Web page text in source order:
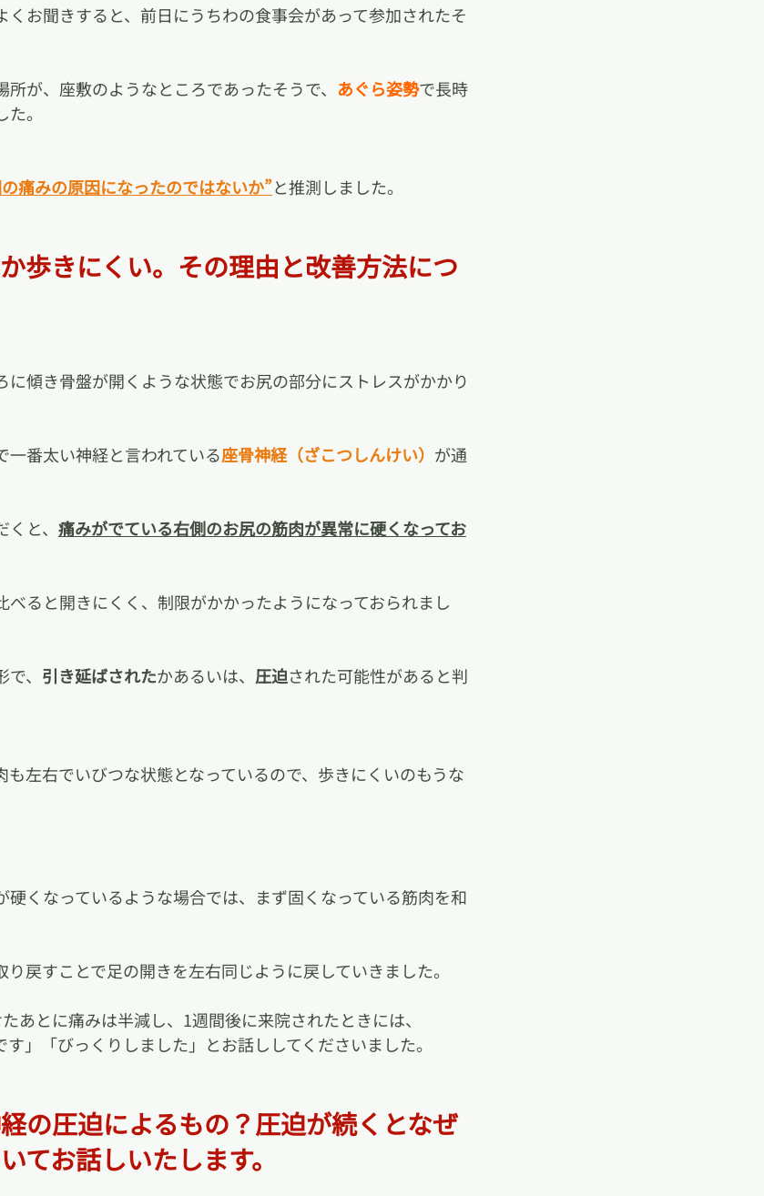
くお聞きすると、前日にうちわの食事会があって参加されたそ
が、座敷のようなところであったそうで、 あぐら姿勢で長時
。
痛みの原因になったのではないか”と推測しました。
歩きにくい。その理由と改善方法につ
に傾き骨盤が開くような状態でお尻の部分にストレスがかかり
一番太い神経と言われている座骨神経（ざこつしんけい） が通
と、 痛みがでている右側のお尻の筋肉が異常に硬くなってお
べると開きにくく、制限がかかったようになっておられまし
、 引き延ばされたかあるいは、 圧迫された可能性があると判
も左右でいびつな状態となっているので、歩きにくいのもうな
硬くなっているような場合では、まず固くなっている筋肉を和
戻すことで足の開きを左右同じように戻していきました。
あとに痛みは半減し、1週間後に来院されたときには、
す」「びっくりしました」とお話ししてくださいました。
の圧迫によるもの？圧迫が続くとなぜ
てお話しいたします。